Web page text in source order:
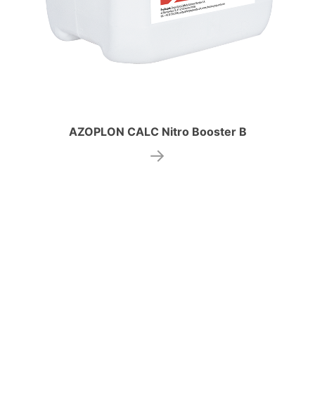
AZOPLON CALC Nitro Booster B
→